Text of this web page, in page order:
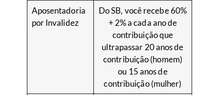
Aposentadoria
por Invalidez
Do SB, você recebe 60%
+ 2% a cada ano de
contribuição que
ultrapassar 20 anos de
contribuição (homem)
ou 15 anos de
contribuição (mulher)